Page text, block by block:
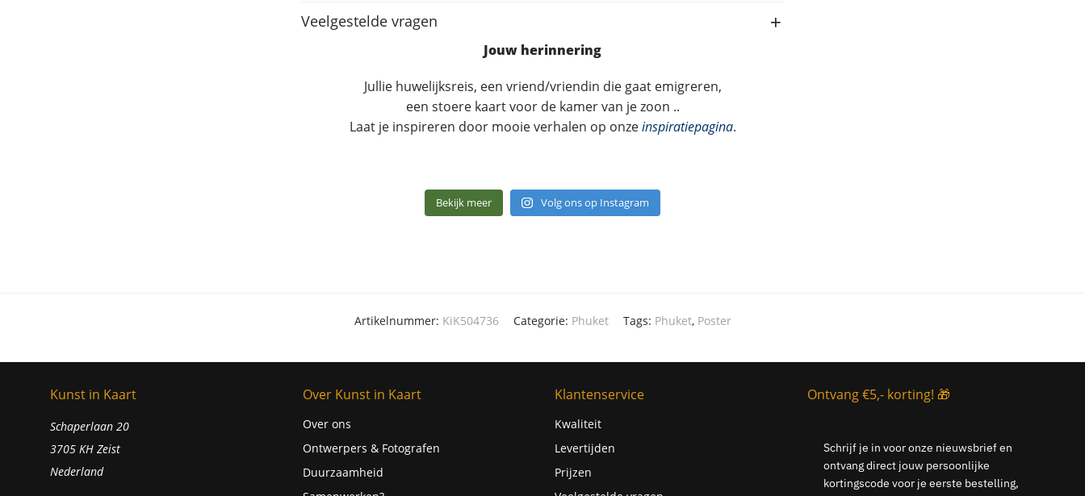
Veelgestelde vragen
Jouw herinnering
Jullie huwelijksreis, een vriend/vriendin die gaat emigreren,
een stoere kaart voor de kamer van je zoon ..
Laat je inspireren door mooie verhalen op onzeinspiratiepagina.
Bekijk meer Volg ons op Instagram
Artikelnummer: KiK504736 Categorie: Phuket Tags: Phuket, Poster
Kunst in Kaart
Schaperlaan 20
3705 KH Zeist
Nederland
Over Kunst in Kaart
Over ons
Ontwerpers & Fotografen
Duurzaamheid
Klantenservice
Kwaliteit
Levertijden
Prijzen
Ontvang €5,- korting! 🎁
Schrijf je in voor onze nieuwsbrief en
ontvang direct jouw persoonlijke
kortingscode voor je eerste bestelling,